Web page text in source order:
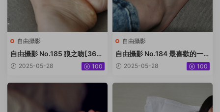
自由攝影
自由攝影 No.185 狼之吻[36P-
18.3M]
2025-05-28 100
自由攝影
自由攝影 No.184 最喜歡的一
雙玉足[105P-243.8M]
2025-05-28 100